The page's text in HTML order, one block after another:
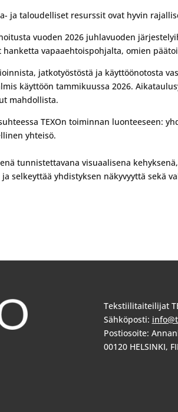
ja taloudelliset resurssit ovat hyvin
vuoden 2026 juhlavuoden
vapaaehtoispohjalta, omien
jatkotyöstöstä ja käyttöönotosta
käyttöön tammikuussa 2026.
mahdollista.
TEXOn toiminnan luonteeseen:
yhteisö.
tunnistettavana visuaalisena
ja selkeyttää yhdistyksen näkyvyyttä sekä
Tekstiilitaiteilijat
Sähköposti:
Postiosoite:
00120 HELSINKI,